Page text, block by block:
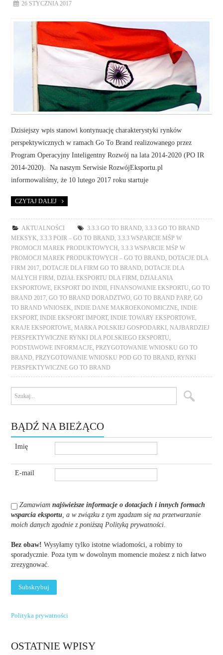
26 STYCZNIA 2017
Dzisiejszy wpis stanowi kontynuację charakterystyki rynków
perspektywicznych w ramach Go To Brand realizowanego przez
Program Operacyjny Inteligentny Rozwój na lata 2014-2020 (PO IR
2014-2020). Na naszym Serwisie RozwójEksportu.pl
informowaliśmy, że 10 lutego 2017 roku startuje
CZYTAJ DALEJ
AKTUALNOŚCI 3.3.3 GO TO BRAND ,3.3.3 GO TO BRAND
MEKSYK ,3.3.3 POIR – GO TO BRAND ,3.3.3 WSPARCIE MŚP W
PROMOCJI MAREK PRODUKTOWYCH ,3.3.3 WSPARCIE MŚP W
PROMOCJI MAREK PRODUKTOWYCH – GO TO BRAND ,DOTACJE DLA
FIRM 2017 ,DOTACJE DLA FIRM GO TO BRAND ,DOTACJE DLA
MAŁYCH FIRM ,DZIAŁ EKSPORTU DLA FIRM ,DZIAŁANIA
EKSPORTOWE ,EKSPORT DO INDII ,FINANSOWANIE EKSPORTU ,GO TO
BRAND 2017 ,GO TO BRAND DORADZTWO ,GO TO BRAND PARP ,GO
TO BRAND WNIOSEK
INDIE DANE MAKROEKONOMICZNE
INDIE
EKSPORT, INDIE EKSPORT IMPORT, INDIE TOWARY EKSPORTOWE
KRAJE EKSPORTOWE ,MARKA POLSKIEJ GOSPODARKI ,NAJBARDZIEJ
PERSPEKTYWICZNE RYNKI DLA POLSKIEGO EKSPORTU
PODSTAWOWE INFORMACJE ,PRZYGOTOWANIE WNIOSKU GO TO
BRAND ,PRZYGOTOWANIE WNIOSKU POD GO TO BRAND ,RYNKI
PERSPEKTYWICZNE GO TO BRAND
BĄDŹ NA BIEŻĄCO
Imię
E-mail
Zamawiamnajświeższe informacje o dotacjach i innych formach
wsparcia eksportu, a w związku z tym zgadzam się na przetwarzanie
moich danych zgodnie z poniższą Polityką prywatności.
Bez obaw! Wysyłamy tylko istotne wiadomości, a robimy to
sporadycznie. Poza tym w dowolnym momencie możesz z nich łatwo
zrezygnować.
Polityka prywatności
OSTATNIE WPISY